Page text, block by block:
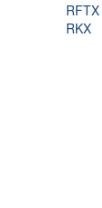
RFTX
RKX